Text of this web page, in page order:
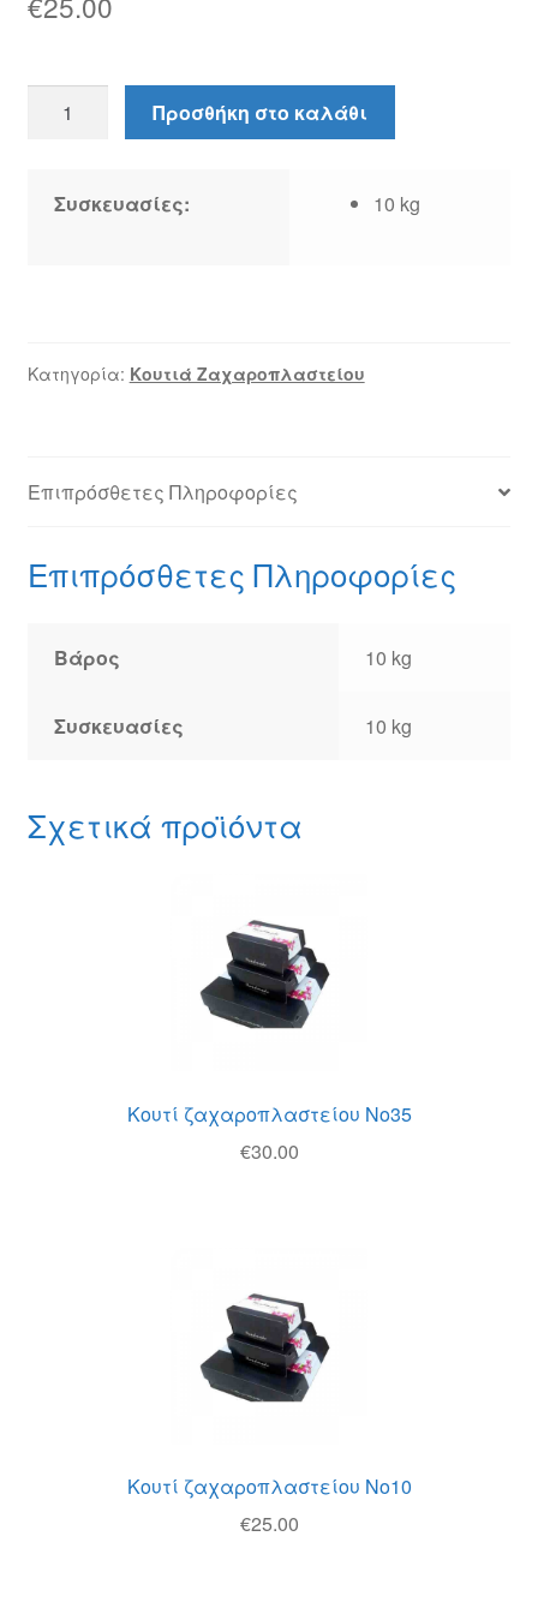
ζαχαροπλαστείου
ποσότητα
Προσθήκη στο καλάθι
Συσκευασίες: 10 kg
Κατηγορία: Κουτιά Ζαχαροπλαστείου
Επιπρόσθετες Πληροφορίες
Επιπρόσθετες Πληροφορίες
Βάρος 10 kg
Συσκευασίες 10 kg
Σχετικά προϊόντα
Κουτί ζαχαροπλαστείου Νο35
€30.00
Κουτί ζαχαροπλαστείου Νο10
€25.00